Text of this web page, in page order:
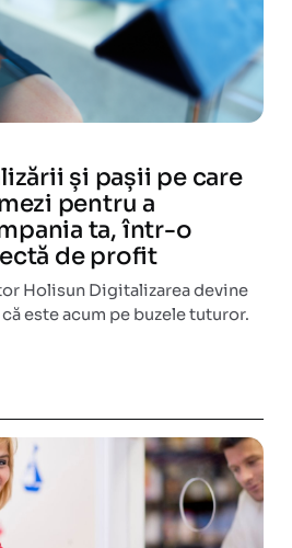
și pașii pe care
pentru a
ta, într-o
de profit
Holisun Digitalizarea devine
este acum pe buzele tuturor.